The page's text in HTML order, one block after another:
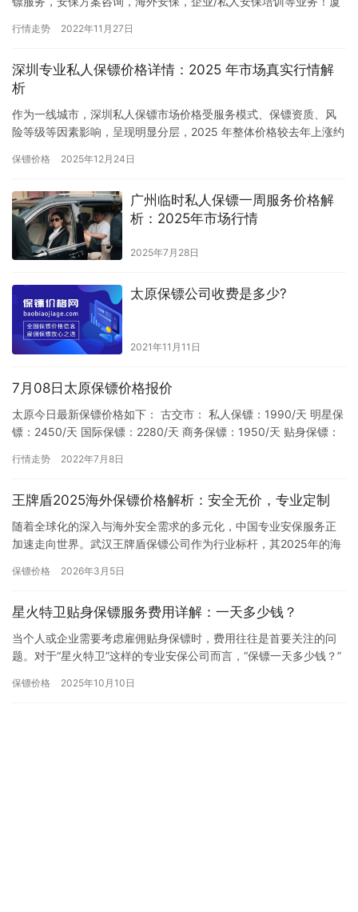
行情走势 2022年11月27日
深圳专业私人保镖价格详情：2025 年市场真实行情解
析​
作为一线城市，深圳私人保镖市场价格受服务模式、保镖资质、风
险等级等因素影响，呈现明显分层，2025 年整体价格较去年上涨约
保镖价格 2025年12月24日
广州临时私人保镖一周服务价格解
析：2025年市场行情
2025年7月28日
太原保镖公司收费是多少?
2021年11月11日
7月08日太原保镖价格报价
太原今日最新保镖价格如下： 古交市： 私人保镖：1990/天 明星保
镖：2450/天 国际保镖：2280/天 商务保镖：1950/天 贴身保镖：
行情走势 2022年7月8日
王牌盾2025海外保镖价格解析：安全无价，专业定制
随着全球化的深入与海外安全需求的多元化，中国专业安保服务正
加速走向世界。武汉王牌盾保镖公司作为行业标杆，其2025年的海
体…
保镖价格 2026年3月5日
星火特卫贴身保镖服务费用详解：一天多少钱？
当个人或企业需要考虑雇佣贴身保镖时，费用往往是首要关注的问
题。对于“星火特卫”这样的专业安保公司而言，“保镖一天多少钱？”
保镖价格 2025年10月10日